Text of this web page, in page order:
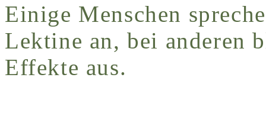
Einige Menschen
Lektine an, bei anderen
Effekte aus.